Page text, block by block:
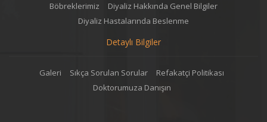
Böbreklerimiz
Diyaliz Hakkında Genel Bilgiler
Diyaliz Hastalarında Beslenme
Detaylı Bilgiler
Galeri Sıkça Sorulan Sorular
Refakatçi Politikası
Doktorumuza Danışın